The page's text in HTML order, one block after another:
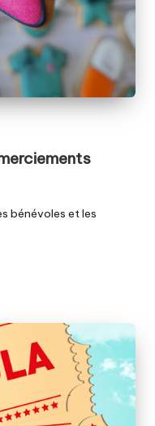
bénévoles et les